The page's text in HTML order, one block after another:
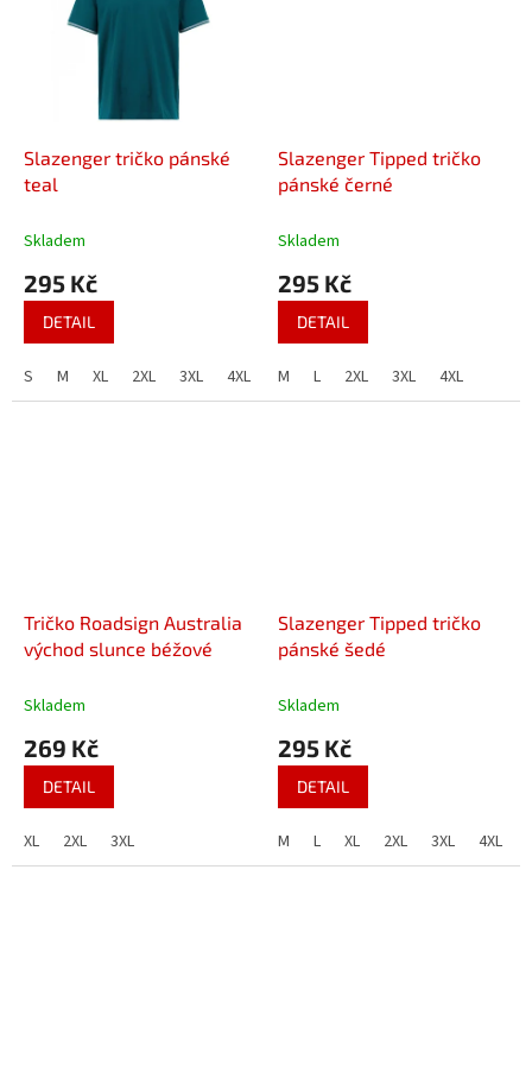
Slazenger tričko pánské
teal
Skladem
295 Kč
DETAIL
S M XL 2XL 3XL 4XL
Slazenger Tipped tričko
pánské černé
Skladem
295 Kč
DETAIL
M L 2XL 3XL 4XL
Tričko Roadsign Australia
východ slunce béžové
Skladem
269 Kč
DETAIL
XL 2XL 3XL
Slazenger Tipped tričko
pánské šedé
Skladem
295 Kč
DETAIL
M L XL 2XL 3XL 4XL